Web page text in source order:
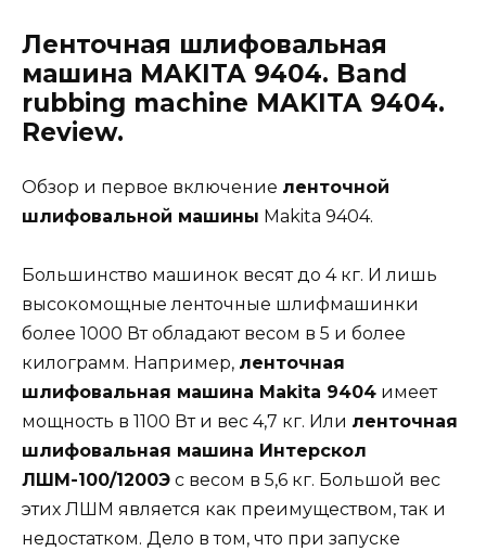
Ленточная шлифовальная
машина MAKITA 9404. Band
rubbing machine MAKITA 9404.
Review.
Обзор и первое включение ленточной
шлифовальной машины Makita 9404.
Большинство машинок весят до 4 кг. И лишь
высокомощные ленточные шлифмашинки
более 1000 Вт обладают весом в 5 и более
килограмм. Например, ленточная
шлифовальная машина Мakita 9404 имеет
мощность в 1100 Вт и вес 4,7 кг. Или ленточная
шлифовальная машина Интерскол
ЛШМ-100/1200Э с весом в 5,6 кг. Большой вес
этих ЛШМ является как преимуществом, так и
недостатком. Дело в том, что при запуске